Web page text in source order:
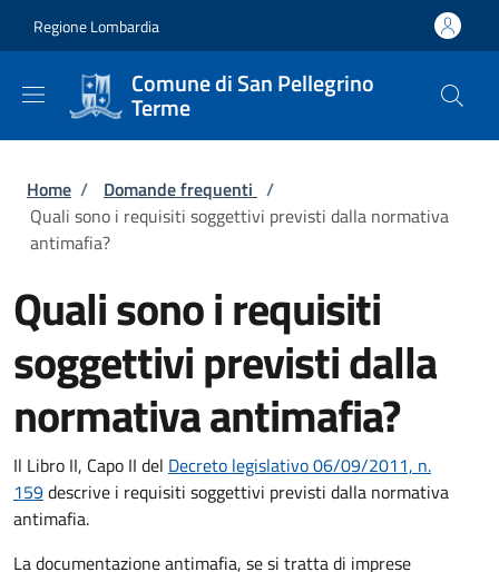
Regione Lombardia
Comune di San Pellegrino
Terme
Briciole di pane
Home / Domande frequenti /
Quali sono i requisiti soggettivi previsti dalla normativa
antimafia?
Quali sono i requisiti
soggettivi previsti dalla
normativa antimafia?
Il Libro II, Capo II del Decreto legislativo 06/09/2011, n.
159descrive i requisiti soggettivi previsti dalla normativa
antimafia.
La documentazione antimafia, se si tratta di imprese